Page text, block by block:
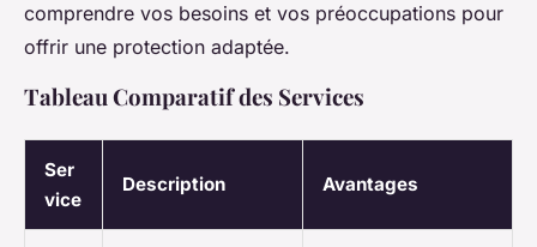
comprendre vos besoins et vos préoccupations pour
offrir une protection adaptée.
Tableau Comparatif des Services
Ser
vice
Description Avantages